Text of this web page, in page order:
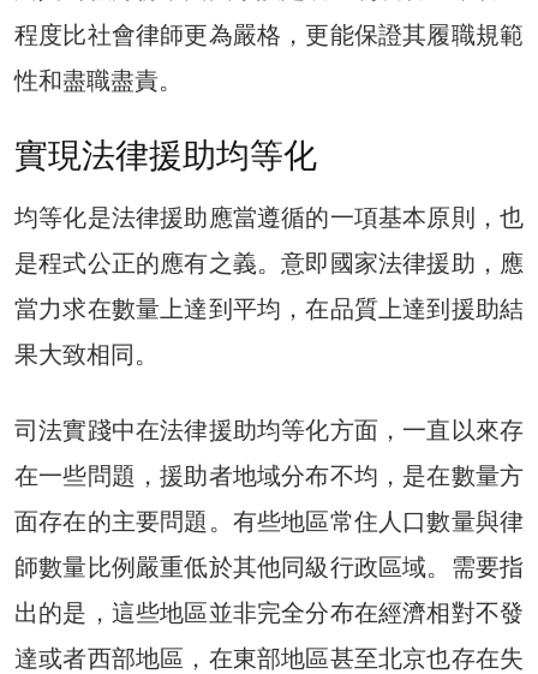
程度比社會律師更為嚴格，更能保證其履職規範
性和盡職盡責。
實現法律援助均等化
均等化是法律援助應當遵循的一項基本原則，也
是程式公正的應有之義。意即國家法律援助，應
當力求在數量上達到平均，在品質上達到援助結
果大致相同。
司法實踐中在法律援助均等化方面，一直以來存
在一些問題，援助者地域分布不均，是在數量方
面存在的主要問題。有些地區常住人口數量與律
師數量比例嚴重低於其他同級行政區域。需要指
出的是，這些地區並非完全分布在經濟相對不發
達或者西部地區，在東部地區甚至北京也存在失